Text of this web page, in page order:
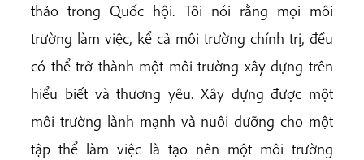
thảo trong Quốc hội. Tôi nói rằng mọi môi
trường làm việc, kể cả môi trường chính trị, đều
có thể trở thành một môi trường xây dựng trên
hiểu biết và thương yêu. Xây dựng được một
môi trường lành mạnh và nuôi dưỡng cho một
tập thể làm việc là tạo nên một môi trường